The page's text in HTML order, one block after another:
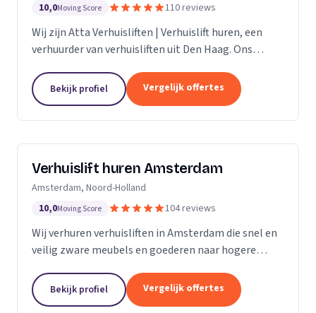
10,0Moving Score 110 reviews
Wij zijn Atta Verhuisliften | Verhuislift huren, een
verhuurder van verhuisliften uit Den Haag. Ons
Bekijk profiel Vergelijk offertes
Verhuislift huren Amsterdam
Amsterdam, Noord-Holland
10,0Moving Score 104 reviews
Wij verhuren verhuisliften in Amsterdam die snel en
veilig zware meubels en goederen naar hogere
Bekijk profiel Vergelijk offertes